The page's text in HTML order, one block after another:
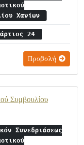
Χανίων
24
Προβολή
Συμβουλίου
Συνεδριάσεως